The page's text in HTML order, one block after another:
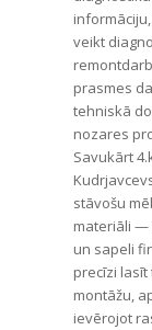
veikt
prasmes
tehniskā
nozares
Savukārt
stāvošu
materiāli —
un sapeli
precīzi
montāžu,
ievērojot